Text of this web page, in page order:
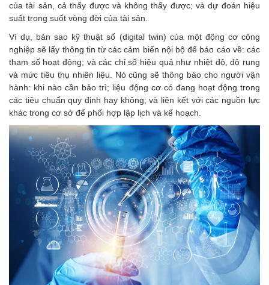
của tài sản, cả thấy được và không thấy được; và dự đoán hiệu
suất trong suốt vòng đời của tài sản.
Ví dụ, bản sao kỹ thuật số (digital twin) của một động cơ công
nghiệp sẽ lấy thông tin từ các cảm biến nội bộ để báo cáo về: các
tham số hoạt động; và các chỉ số hiệu quả như nhiệt độ, độ rung
và mức tiêu thụ nhiên liệu. Nó cũng sẽ thông báo cho người vận
hành: khi nào cần bảo trì; liệu động cơ có đang hoạt động trong
các tiêu chuẩn quy định hay không; và liên kết với các nguồn lực
khác trong cơ sở để phối hợp lập lịch và kế hoạch.